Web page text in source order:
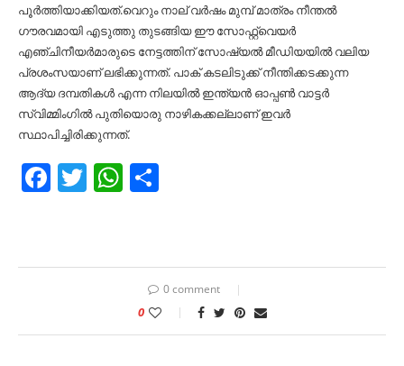
പൂർത്തിയാക്കിയത്.വെറും നാല് വർഷം മുമ്പ് മാത്രം നീന്തല്‍
ഗൗരവമായി എടുത്തു തുടങ്ങിയ ഈ സോഫ്റ്റ്‌വെയർ
എഞ്ചിനീയർമാരുടെ നേട്ടത്തിന് സോഷ്യല്‍ മീഡിയയില്‍ വലിയ
പ്രശംസയാണ് ലഭിക്കുന്നത്. പാക് കടലിടുക്ക് നീന്തിക്കടക്കുന്ന
ആദ്യ ദമ്പതികള്‍ എന്ന നിലയില്‍ ഇന്ത്യൻ ഓപ്പണ്‍ വാട്ടർ
സ്വിമ്മിംഗില്‍ പുതിയൊരു നാഴികക്കല്ലാണ് ഇവർ
സ്ഥാപിച്ചിരിക്കുന്നത്.
Facebook
TwitterWhatsApp
0 comment
0